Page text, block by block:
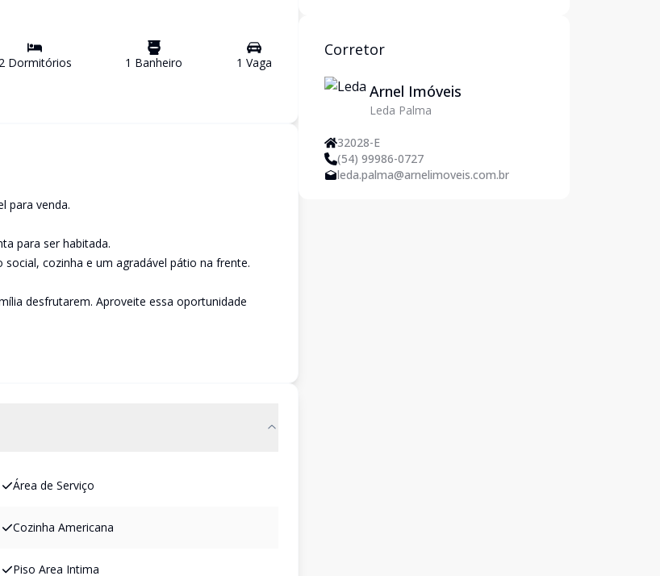
2Dormitórios 1 Banheiro 1 Vaga
para venda.
para ser habitada.
cozinha e um agradável pátio na frente.
desfrutarem. Aproveite essa oportunidade
Área de Serviço
Cozinha Americana
Piso Area Intima
Corretor
Arnel Imóveis
Leda Palma
32028-E
(54) 99986-0727
leda.palma@arnelimoveis.com.br